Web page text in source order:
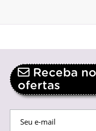
Receba
ofertas